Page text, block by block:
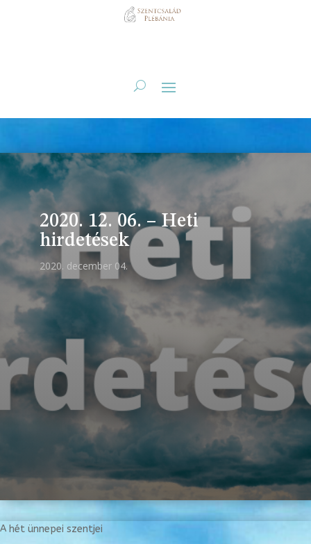
2020. 12. 06. – Heti
hirdetések
2020. december 04.
A hét ünnepei szentjei